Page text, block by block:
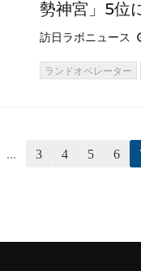
勢神宮」5位
訪日ラボニュース
ランドオペレーター
... 3 4 5 6